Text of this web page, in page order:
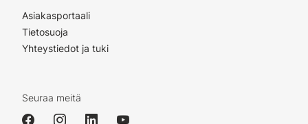
Asiakasportaali
Tietosuoja
Yhteystiedot ja tuki
Seuraa meitä